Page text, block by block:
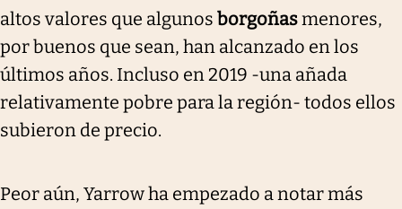
altos valores que algunos borgoñasmenores,
por buenos que sean, han alcanzado en los
últimos años. Incluso en 2019 -una añada
relativamente pobre para la región- todos ellos
subieron de precio.
Peor aún, Yarrow ha empezado a notar más